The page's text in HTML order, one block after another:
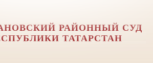
РАЙОННЫЙ СУД
ТАТАРСТАН